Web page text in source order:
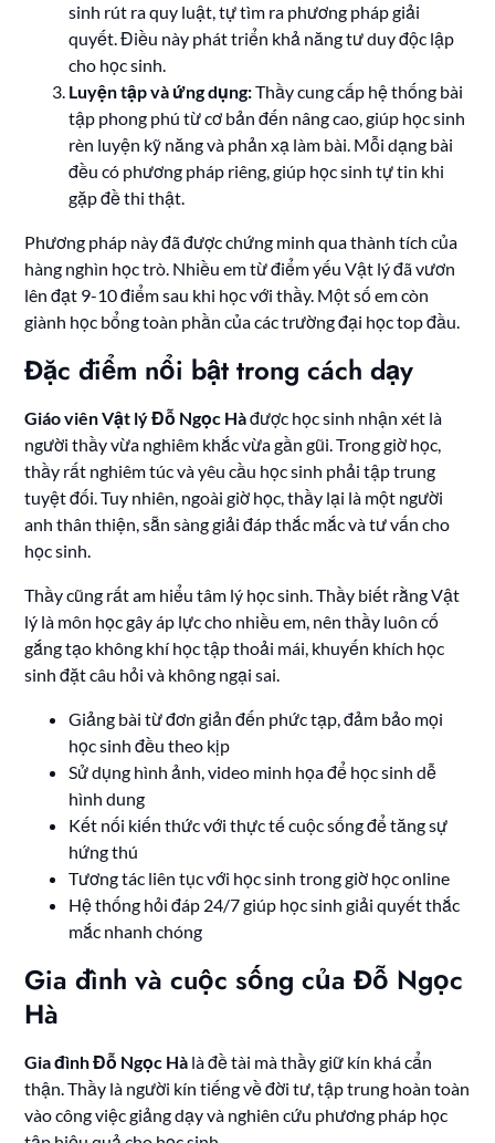
sinh rút ra quy luật, tự tìm ra phương pháp giải
quyết. Điều này phát triển khả năng tư duy độc lập
cho học sinh.
Luyện tập và ứng dụng:Thầy cung cấp hệ thống bài
tập phong phú từ cơ bản đến nâng cao, giúp học sinh
rèn luyện kỹ năng và phản xạ làm bài. Mỗi dạng bài
đều có phương pháp riêng, giúp học sinh tự tin khi
gặp đề thi thật.
Phương pháp này đã được chứng minh qua thành tích của
hàng nghìn học trò. Nhiều em từ điểm yếu Vật lý đã vươn
lên đạt 9-10 điểm sau khi học với thầy. Một số em còn
giành học bổng toàn phần của các trường đại học top đầu.
Đặc điểm nổi bật trong cách dạy
Giáo viên Vật lý Đỗ Ngọc Hàđược học sinh nhận xét là
người thầy vừa nghiêm khắc vừa gần gũi. Trong giờ học,
thầy rất nghiêm túc và yêu cầu học sinh phải tập trung
tuyệt đối. Tuy nhiên, ngoài giờ học, thầy lại là một người
anh thân thiện, sẵn sàng giải đáp thắc mắc và tư vấn cho
học sinh.
Thầy cũng rất am hiểu tâm lý học sinh. Thầy biết rằng Vật
lý là môn học gây áp lực cho nhiều em, nên thầy luôn cố
gắng tạo không khí học tập thoải mái, khuyến khích học
sinh đặt câu hỏi và không ngại sai.
Giảng bài từ đơn giản đến phức tạp, đảm bảo mọi
học sinh đều theo kịp
Sử dụng hình ảnh, video minh họa để học sinh dễ
hình dung
Kết nối kiến thức với thực tế cuộc sống để tăng sự
hứng thú
Tương tác liên tục với học sinh trong giờ học online
Hệ thống hỏi đáp 24/7 giúp học sinh giải quyết thắc
mắc nhanh chóng
Gia đình và cuộc sống của Đỗ Ngọc
Hà
Gia đình Đỗ Ngọc Hà là đề tài mà thầy giữ kín khá cẩn
thận. Thầy là người kín tiếng về đời tư, tập trung hoàn toàn
vào công việc giảng dạy và nghiên cứu phương pháp học